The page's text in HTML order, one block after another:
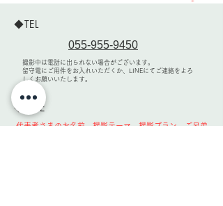
​◆TEL
055-955-9450
​撮影中は電話に出られない場合がございます。
留守電にご用件をお入れいただくか、LINEにてご連絡をよろ
しくお願いいたします。
​◆LINE
代表者さまのお名前、撮影テーマ、撮影プラン、ご兄弟